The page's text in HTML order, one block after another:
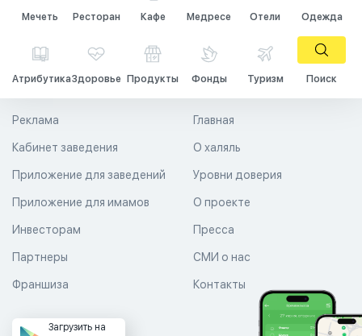
Мечеть Ресторан Кафе Медресе Отели Одежда
АтрибутикаЗдоровье Продукты Фонды Туризм Поиск
Главная
О халяль
Уровни доверия
Реклама
Кабинет заведения
Приложение для заведений
Приложение для имамов О проекте
Пресса
СМИ о нас
Контакты
Инвесторам
Партнеры
Франшиза
Загрузить на